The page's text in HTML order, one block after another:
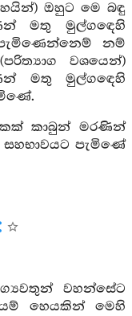
ඔහුට මෙ බඳු
මතු මුල්ගඳෙහි
නම්
වශයෙන්)
මතු මුල්ගඳෙහි
කාබුන් මරණින්
පැමිණේ
වහන්සේට
හෙයකින් මෙහි